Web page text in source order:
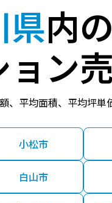
県内
ョン
、平均面積、平均坪
小松市
白山市